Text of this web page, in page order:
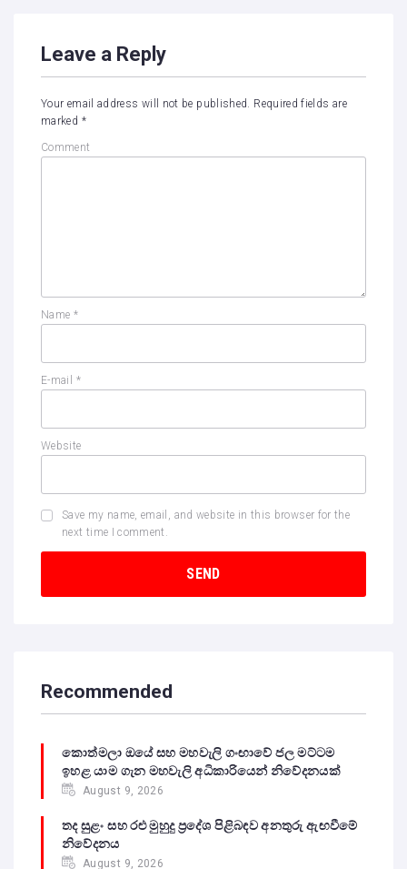
Leave a Reply
Your email address will not be published. Required fields are
marked *
Comment
Name *
E-mail *
Website
Save my name, email, and website in this browser for the
next time I comment.
Recommended
කොත්මලා ඔයේ සහ මහවැලි ගංඟාවේ ජල මට්ටම
ඉහළ යාම ගැන මහවැලි අධිකාරියෙන් නිවේදනයක්
August 9, 2026
තද සුළං සහ රළු මුහුදු ප්‍රදේශ පිළිබඳව අනතුරු ඇඟවීමේ
නිවේදනය
August 9, 2026